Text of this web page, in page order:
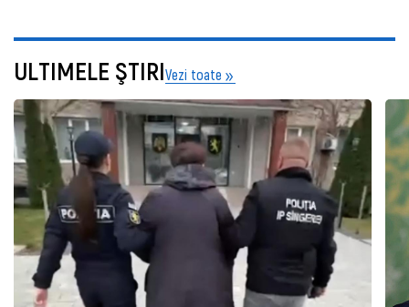
ULTIMELE ŞTIRIVezi toate